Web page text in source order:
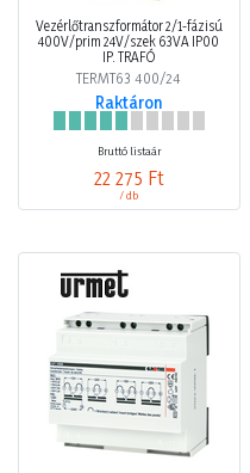
Vezérlőtranszformátor 2/1-fázisú
400V/prim 24V/szek 63VA IP00
IP. TRAFÓ
TERMT63 400/24
Raktáron
Bruttó listaár
22 275 Ft
/ db